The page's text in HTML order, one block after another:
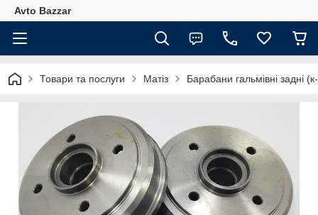
Avto Bazzar
Товари та послуги Матіз Барабани гальмівні задні